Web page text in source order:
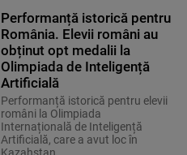
Performanță istorică pentru
România. Elevii români au
obținut opt medalii la
Olimpiada de Inteligență
Artificială
Performanță istorică pentru elevii
români la Olimpiada
Internațională de Inteligență
Artificială, care a avut loc în